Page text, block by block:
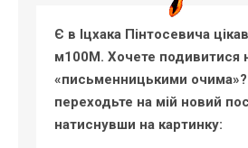
Є в Іцхака Пінтосевича
м100М. Хочете подивитися
«письменницькими очима»?
переходьте на мій новий
натиснувши на картинку: